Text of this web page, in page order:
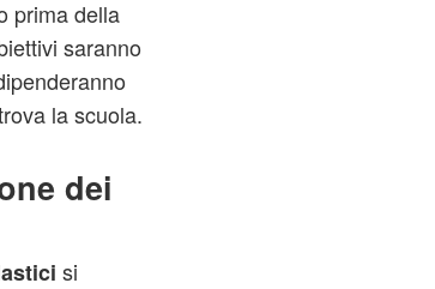
prima della
saranno
la scuola.
dei
si